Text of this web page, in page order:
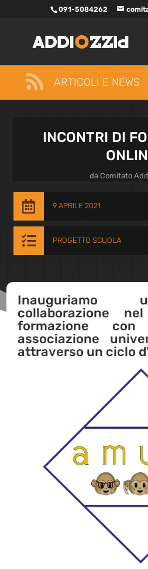
091-5084262
 ARTICOLI E NEWS
INCONTRI DI
da Comitato
 9 APRILE 2021
 PROGETTO SCUOLA
Inauguriamo
collaborazione
formazione
associazione
attraverso un ciclo